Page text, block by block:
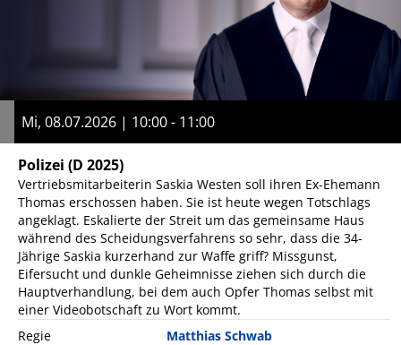
Mi, 08.07.2026 | 10:00 - 11:00
Polizei (D 2025)
Vertriebsmitarbeiterin Saskia Westen soll ihren Ex-Ehemann
Thomas erschossen haben. Sie ist heute wegen Totschlags
angeklagt. Eskalierte der Streit um das gemeinsame Haus
während des Scheidungsverfahrens so sehr, dass die 34-
Jährige Saskia kurzerhand zur Waffe griff? Missgunst,
Eifersucht und dunkle Geheimnisse ziehen sich durch die
Hauptverhandlung, bei dem auch Opfer Thomas selbst mit
einer Videobotschaft zu Wort kommt.
Regie
Matthias Schwab